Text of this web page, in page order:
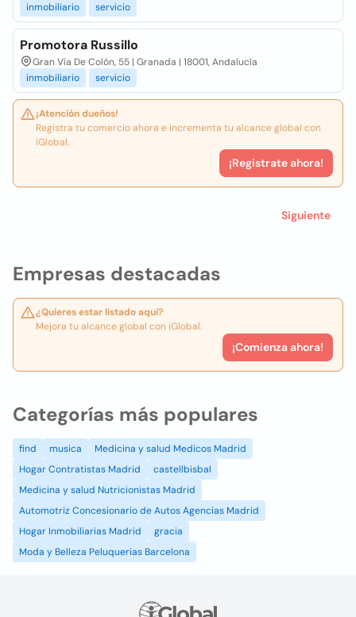
Empresas destacadas
¿Quieres estar listado aquí?
Mejora tu alcance global con iGlobal.
¡Comienza ahora!
inmobiliario
servicio
Promotora Russillo
Gran Vía De Colón, 55 | Granada | 18001, Andalucía
inmobiliario
servicio
¡Atención dueños!
Registra tu comercio ahora e incrementa tu alcance global con
iGlobal.
¡Registrate ahora!
Siguiente
Categorías más populares
find musica
Medicina y salud Medicos Madrid
Hogar Contratistas Madrid
castellbisbal
Medicina y salud Nutricionistas Madrid
Automotriz Concesionario de Autos Agencias Madrid
Hogar Inmobiliarias Madrid
gracia
Moda y Belleza Peluquerias Barcelona